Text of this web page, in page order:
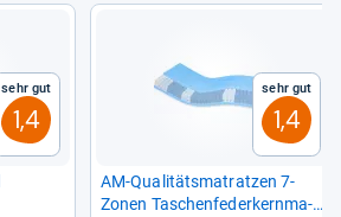
Sehr gut
1,4
Sehr gut
1,4
AM-​Qua­li­täts­ma­trat­zen 7-​
Zonen Taschen­fe­der­kern­ma­